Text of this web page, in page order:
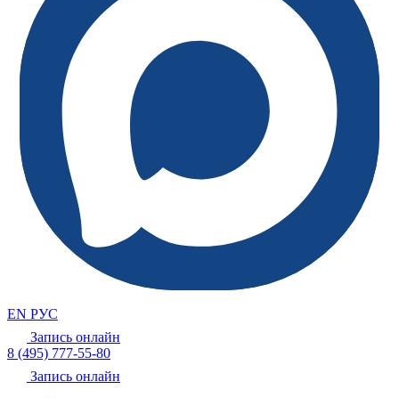
EN РУС
Запись онлайн
8 (495) 777-55-80
Запись онлайн